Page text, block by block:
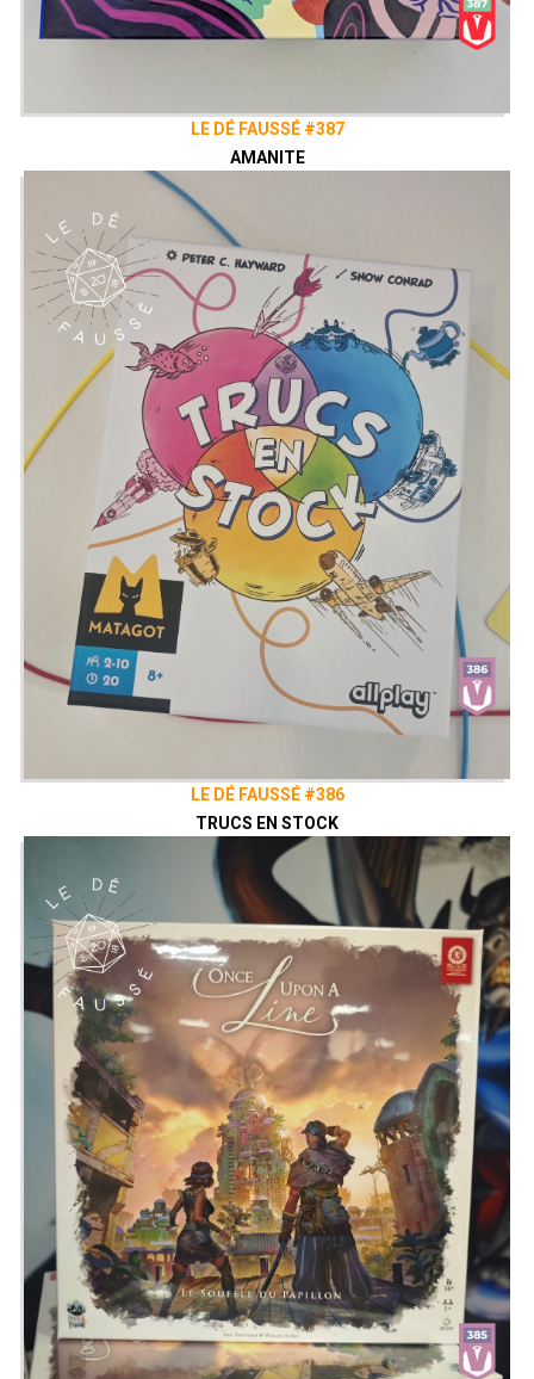
LE DÉ FAUSSÉ #387
AMANITE
LE DÉ FAUSSÉ #386
TRUCS EN STOCK